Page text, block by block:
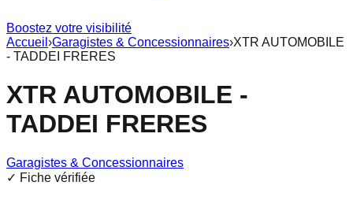
Boostez votre visibilité
Accueil ›Garagistes & Concessionnaires›XTR AUTOMOBILE
- TADDEI FRERES
XTR AUTOMOBILE -
TADDEI FRERES
Garagistes & Concessionnaires
✓ Fiche vérifiée